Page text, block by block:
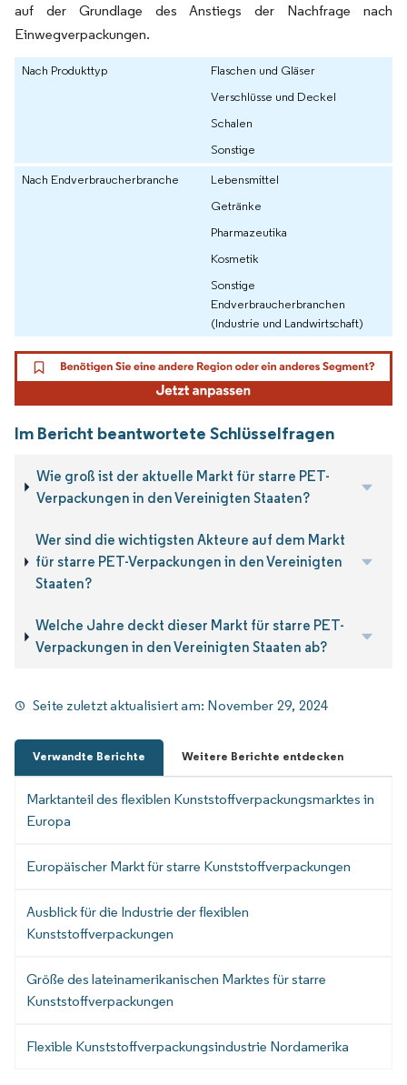
auf der Grundlage des Anstiegs der Nachfrage nach
Einwegverpackungen.
Nach Produkttyp
Flaschen und Gläser
Verschlüsse und Deckel
Schalen
Sonstige
Nach Endverbraucherbranche
Lebensmittel
Getränke
Pharmazeutika
Kosmetik
Sonstige
Endverbraucherbranchen
(Industrie und Landwirtschaft)
Im Bericht beantwortete Schlüsselfragen
Wie groß ist der aktuelle Markt für starre PET-
Verpackungen in den Vereinigten Staaten?
Wer sind die wichtigsten Akteure auf dem Markt
für starre PET-Verpackungen in den Vereinigten
Staaten?
Welche Jahre deckt dieser Markt für starre PET-
Verpackungen in den Vereinigten Staaten ab?
Seite zuletzt aktualisiert am: November 29, 2024
Verwandte Berichte Weitere Berichte entdecken
Marktanteil des flexiblen Kunststoffverpackungsmarktes in
Europa
Europäischer Markt für starre Kunststoffverpackungen
Ausblick für die Industrie der flexiblen
Kunststoffverpackungen
Größe des lateinamerikanischen Marktes für starre
Kunststoffverpackungen
Flexible Kunststoffverpackungsindustrie Nordamerika